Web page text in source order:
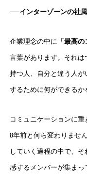
──インターゾーンの社
企業理念の中に 「最高
言葉があります。それ
持つ人、自分と違う人
するために何ができるか
コミュニケーションに
8年前と何ら変わりませ
していく過程の中で、
感するメンバーが集まっ